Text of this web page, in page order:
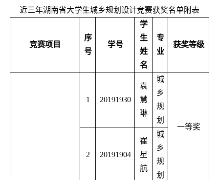
近三年湖南省大学生城乡规划设计竞赛获奖名单附表
竞赛项目
序
号
学号
学
生
姓
名
专
业
获奖等级
1 20191930
袁
慧
琳
城
乡
规
划
一等奖
2 20191904
崔
星
航
城
乡
规
划